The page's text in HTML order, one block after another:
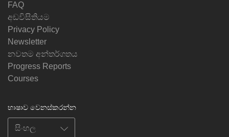
FAQ
අඩවිසිතියම
Privacy Policy
Newsletter
නවතම අන්තර්ගතය
Progress Reports
Courses
භාෂාව වෙනස්කරන්න